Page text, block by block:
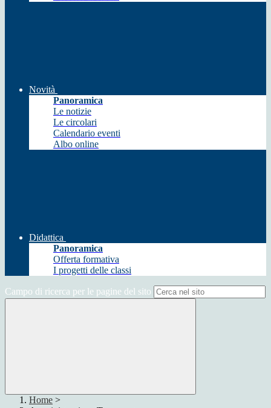
Novità
Panoramica
Le notizie
Le circolari
Calendario eventi
Albo online
Didattica
Panoramica
Offerta formativa
I progetti delle classi
Campo di ricerca per le pagine del sito
Home >